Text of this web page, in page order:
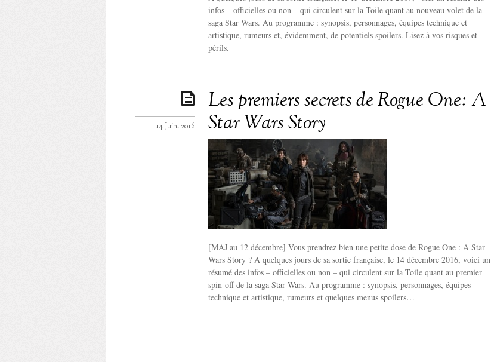
infos – officielles ou non – qui circulent sur la Toile quant au nouveau volet de la
saga Star Wars. Au programme : synopsis, personnages, équipes technique et
artistique, rumeurs et, évidemment, de potentiels spoilers. Lisez à vos risques et
périls.
Les premiers secrets de Rogue One: A
Star Wars Story
14 Juin. 2016
[MAJ au 12 décembre] Vous prendrez bien une petite dose de Rogue One : A Star
Wars Story ? A quelques jours de sa sortie française, le 14 décembre 2016, voici un
résumé des infos – officielles ou non – qui circulent sur la Toile quant au premier
spin-off de la saga Star Wars. Au programme : synopsis, personnages, équipes
technique et artistique, rumeurs et quelques menus spoilers…